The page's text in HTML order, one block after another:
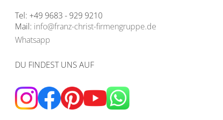
Tel: +49 9683 - 929 9210
Mail: info@franz-christ-firmengruppe.de
Whatsapp
DU FINDEST UNS AUF